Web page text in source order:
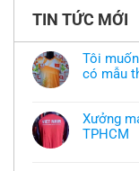
TIN TỨC MỚI
Tôi
có mẫu
bình
luận
ở
Xưởng
TPHCM